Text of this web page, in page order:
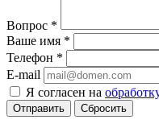
Вопрос *
Ваше имя *
Телефон *
E-mail
Я согласен на
Сбросить